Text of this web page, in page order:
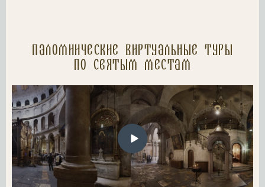
Паломнические Виртуальные туры
по святым местам